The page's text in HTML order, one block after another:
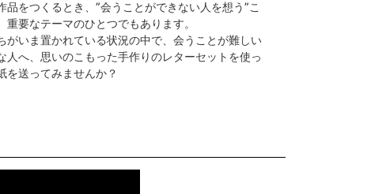
品をつくるとき、”会うことができない人を想う”こ
重要なテーマのひとつでもあります。
がいま置かれている状況の中で、会うことが難しい
人へ、思いのこもった手作りのレターセットを使っ
を送ってみませんか？